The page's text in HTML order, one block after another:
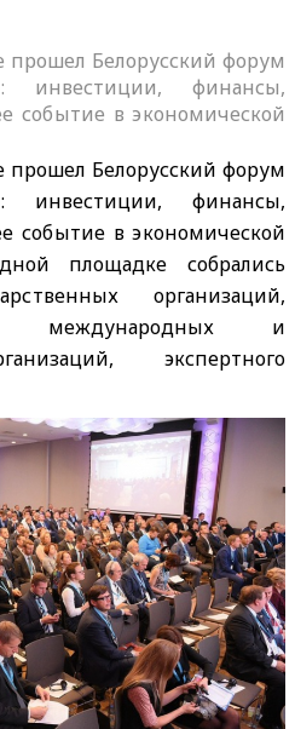
прошел Белорусский форум
инвестиции, финансы,
событие в экономической
прошел Белорусский форум
инвестиции, финансы,
событие в экономической
площадке собрались
организаций,
международных и
экспертного